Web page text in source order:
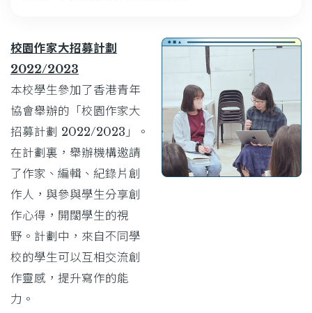
校園作家大招募計劃
2022/2023
本校學生參加了香港青年
協會舉辦的「校園作家大
招募計劃 2022/2023」。
在計劃裏，舉辦機構邀請
了作家、編輯、紀錄片創
作人，與參與學生分享創
作心得，開闊學生的視
野。計劃中，來自不同學
校的學生可以互相交流創
作靈感，提升寫作的能
力。